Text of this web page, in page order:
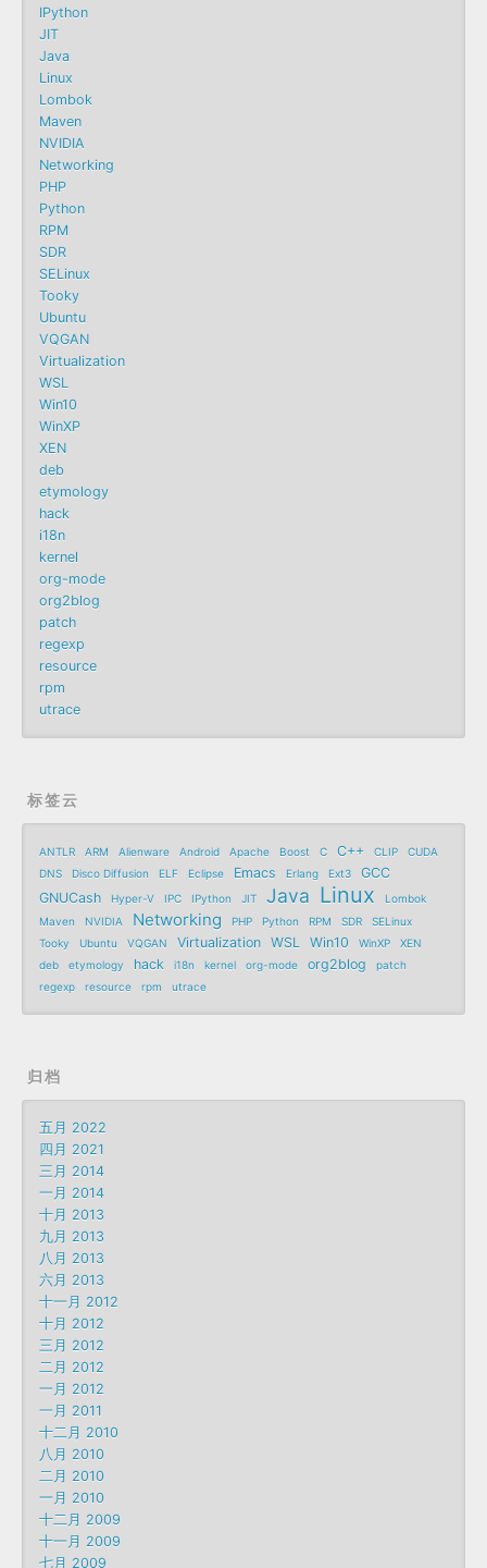
IPython
JIT
Java
Linux
Lombok
Maven
NVIDIA
Networking
PHP
Python
RPM
SDR
SELinux
Tooky
Ubuntu
VQGAN
Virtualization
WSL
Win10
WinXP
XEN
deb
etymology
hack
i18n
kernel
org-mode
org2blog
patch
regexp
resource
rpm
utrace
标签云
ANTLR ARM Alienware Android Apache Boost C C++ CLIP
CUDA
DNS
Disco Diffusion ELF Eclipse Emacs Erlang Ext3
GCC
GNUCash
Hyper-V IPC IPython JIT Java Linux
Lombok
Maven
NVIDIA Networking PHP Python RPM SDR
SELinux
Tooky
Ubuntu VQGAN Virtualization WSL Win10 WinXP
XEN
deb
etymology hack i18n kernel org-mode org2blog
patch
regexp
resource rpm utrace
归档
五月 2022
四月 2021
三月 2014
一月 2014
十月 2013
九月 2013
八月 2013
六月 2013
十一月 2012
十月 2012
三月 2012
二月 2012
一月 2012
一月 2011
十二月 2010
八月 2010
二月 2010
一月 2010
十二月 2009
十一月 2009
七月 2009